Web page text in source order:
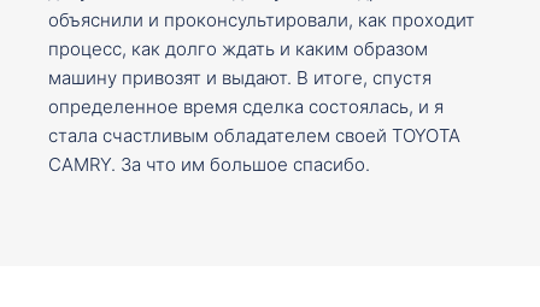
объяснили и проконсультировали, как проходит
процесс, как долго ждать и каким образом
машину привозят и выдают. В итоге, спустя
определенное время сделка состоялась, и я
стала счастливым обладателем своей TOYOTA
CAMRY. За что им большое спасибо.